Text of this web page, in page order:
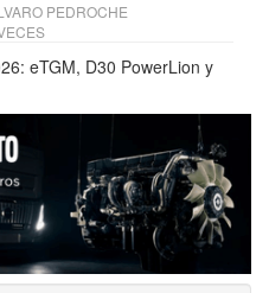
PEDROCHE
eTGM, D30 PowerLion y